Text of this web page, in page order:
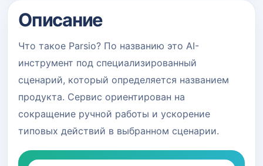
Описание
Что такое Parsio? По названию это AI-
инструмент под специализированный
сценарий, который определяется названием
продукта. Сервис ориентирован на
сокращение ручной работы и ускорение
типовых действий в выбранном сценарии.